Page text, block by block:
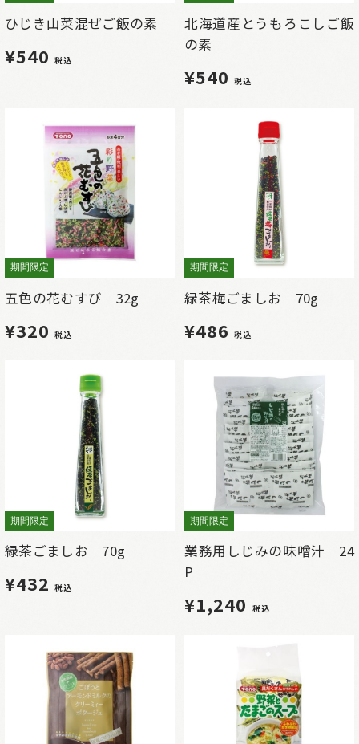
ひじき山菜混ぜご飯の素
¥540税込
北海道産とうもろこしご飯
の素
¥540税込
期間限定
五色の花むすび 32g
¥320税込
期間限定
緑茶梅ごましお 70g
¥486税込
期間限定
緑茶ごましお 70g
¥432税込
期間限定
業務用しじみの味噌汁 24
P
¥1,240 税込